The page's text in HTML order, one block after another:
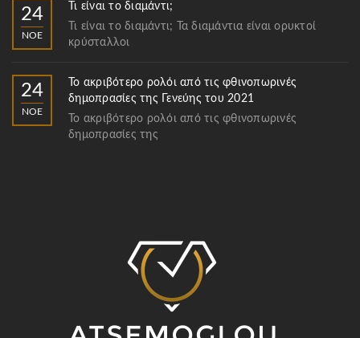
24
ΝΟΈ
Τι είναι το διαμάντι;
Τι είναι το διαμάντι; Τα διαμάντια είναι ορυκτοί
κρύσταλλοι
24
ΝΟΈ
Το ακριβότερο ρολόι από τις φθινοπωρινές
δημοπρασίες της Γενεύης του 2021
Το ακριβότερο ρολόι από τις φθινοπωρινές
δημοπρασίες της